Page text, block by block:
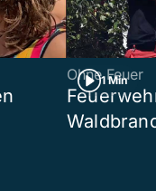
1 Min
Ohne Feuer